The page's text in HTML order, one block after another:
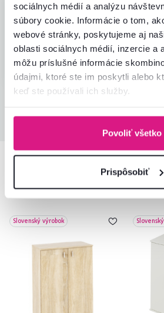
sociálnych médií a analýzu
súbory cookie. Informácie o tom,
webové stránky, poskytujeme aj
oblasti sociálnych médií, inzercie a
môžu príslušné informácie
údajmi, ktoré ste im poskytli alebo
keď ste používali ich služby.
Povoliť všetko
Prispôsobiť
M
Mária R.
28.11.2023, Kluknava,
Slovensko
4.2
Overený nákup
Podobné produkty
Slovenský výrobok